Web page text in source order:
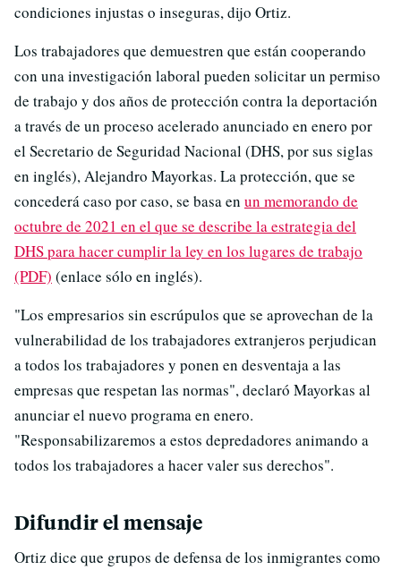
condiciones injustas o inseguras, dijo Ortiz.
Los trabajadores que demuestren que están cooperando
con una investigación laboral pueden solicitar un permiso
de trabajo y dos años de protección contra la deportación
a través de un proceso acelerado anunciado en enero por
el Secretario de Seguridad Nacional (DHS, por sus siglas
en inglés), Alejandro Mayorkas. La protección, que se
concederá caso por caso, se basa en un memorando de
octubre de 2021 en el que se describe la estrategia del
DHS para hacer cumplir la ley en los lugares de trabajo
(PDF) (enlace sólo en inglés).
"Los empresarios sin escrúpulos que se aprovechan de la
vulnerabilidad de los trabajadores extranjeros perjudican
a todos los trabajadores y ponen en desventaja a las
empresas que respetan las normas", declaró Mayorkas al
anunciar el nuevo programa en enero.
"Responsabilizaremos a estos depredadores animando a
todos los trabajadores a hacer valer sus derechos".
Difundir el mensaje
Ortiz dice que grupos de defensa de los inmigrantes como